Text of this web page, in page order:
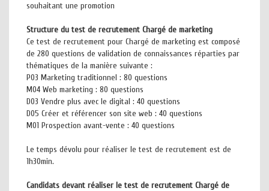
souhaitant une promotion
Structure du test de recrutement Chargé de marketing
Ce test de recrutement pour Chargé de marketing est composé
de 280 questions de validation de connaissances réparties par
thématiques de la manière suivante :
P03 Marketing traditionnel : 80 questions
M04 Web marketing : 80 questions
D03 Vendre plus avec le digital : 40 questions
D05 Créer et référencer son site web : 40 questions
M01 Prospection avant-vente : 40 questions
Le temps dévolu pour réaliser le test de recrutement est de
1h30min.
Candidats devant réaliser le test de recrutement Chargé de